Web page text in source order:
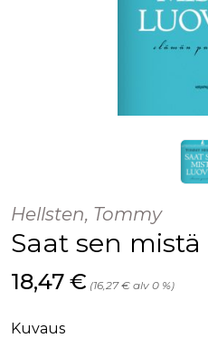
Hellsten, Tommy
Saat sen
Hinta nyt
18,47 € (16,27 € alv 0 %)
Kuvaus